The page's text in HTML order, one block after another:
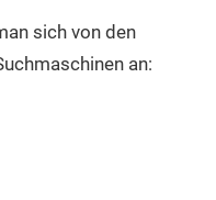
sich von den
an: